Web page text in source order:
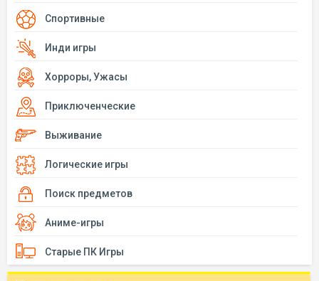
Спортивные
Инди игры
Хорроры, Ужасы
Приключенческие
Выживание
Логические игры
Поиск предметов
Аниме-игры
Старые ПК Игры